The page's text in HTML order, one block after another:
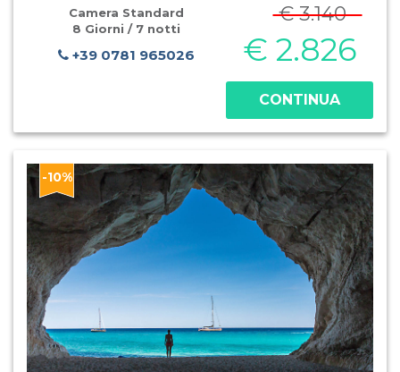
della zona, ampiamente rim
Camera Standard
8 Giorni / 7 notti
+39 0781 965026
€ 3.140
€ 2.826
CONTINUA
-10%